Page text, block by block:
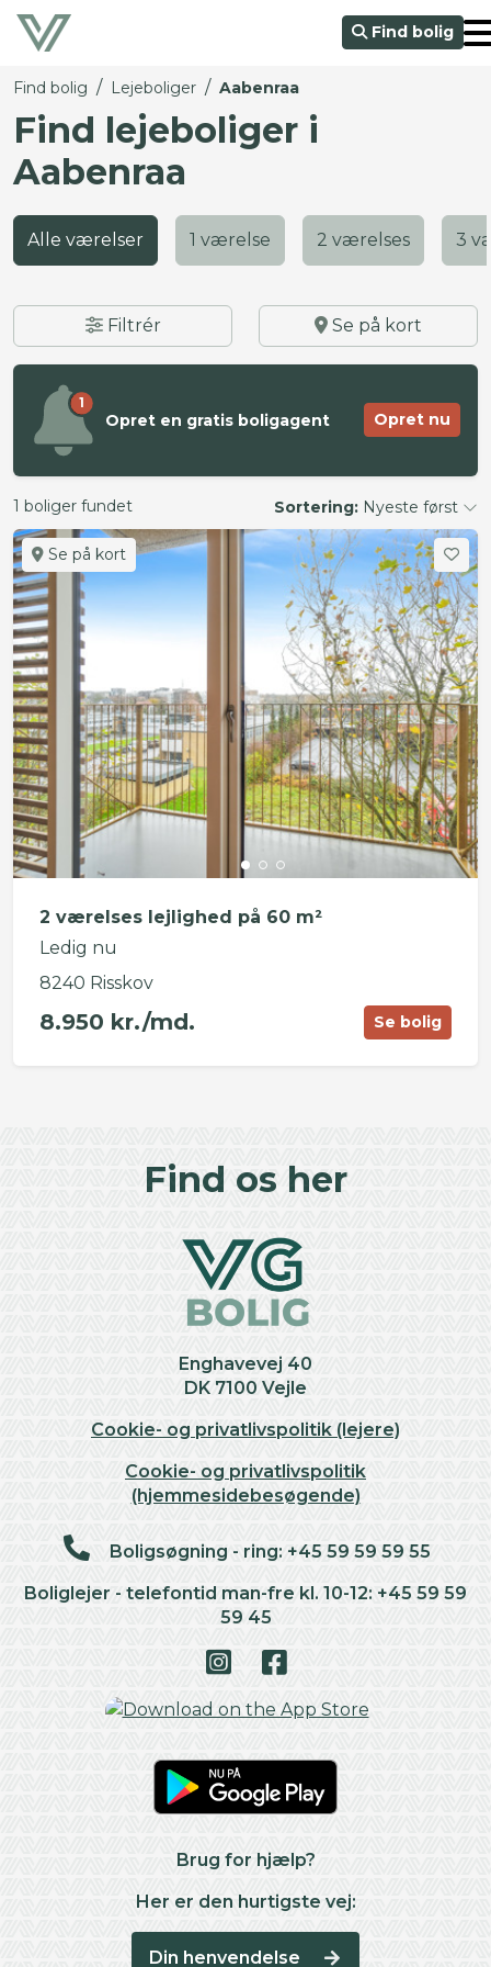
Find bolig
Find bolig / Lejeboliger / Aabenraa
Find lejeboliger i
Aabenraa
Alle værelser 1 værelse 2 værelses 3
Filtrér Se på kort
1
Opret en gratis boligagent Opret nu
1 boliger fundet Sortering: Nyeste først
Se på kort
2 værelses lejlighed på 60 m²
Ledig nu
8240 Risskov
8.950 kr./md. Se bolig
Find os her
Enghavevej 40
DK 7100 Vejle
Cookie- og privatlivspolitik (lejere)
Cookie- og privatlivspolitik
(hjemmesidebesøgende)
Boligsøgning - ring: +45 59 59 59 55
Boliglejer - telefontid man-fre kl. 10-12: +45 59 59
59 45
Brug for hjælp?
Her er den hurtigste vej:
Din henvendelse